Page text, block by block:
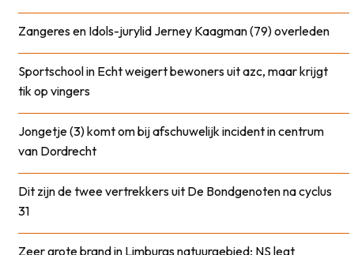
Zangeres en Idols-jurylid Jerney Kaagman (79) overleden
Sportschool in Echt weigert bewoners uit azc, maar krijgt
tik op vingers
Jongetje (3) komt om bij afschuwelijk incident in centrum
van Dordrecht
Dit zijn de twee vertrekkers uit De Bondgenoten na cyclus
31
Zeer grote brand in Limburgs natuurgebied; NS legt